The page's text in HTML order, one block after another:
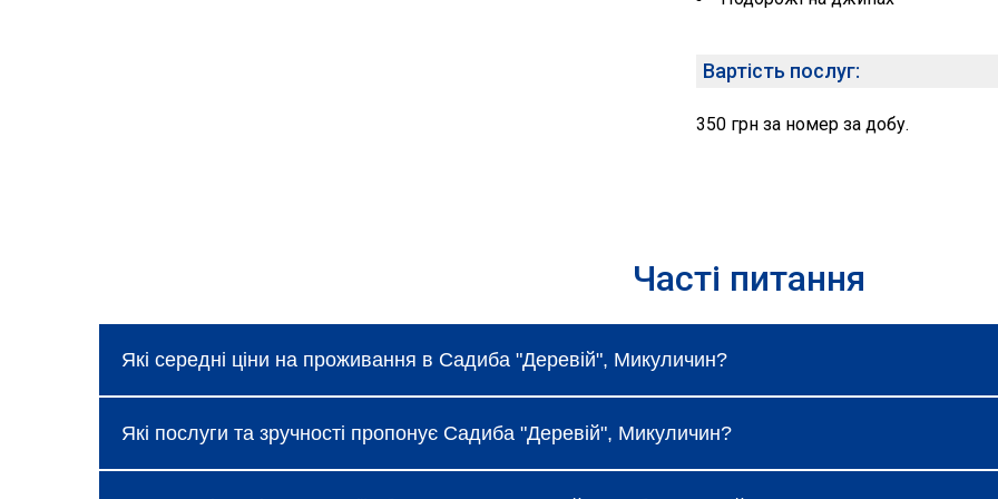
Вартість послуг:
350 грн за номер за добу.
Часті питання
Які середні ціни на проживання в Садиба "Деревій", Микуличин?
про які можна дізнатися під час бронювання.
Які послуги та зручності пропонує Садиба "Деревій", Микуличин?